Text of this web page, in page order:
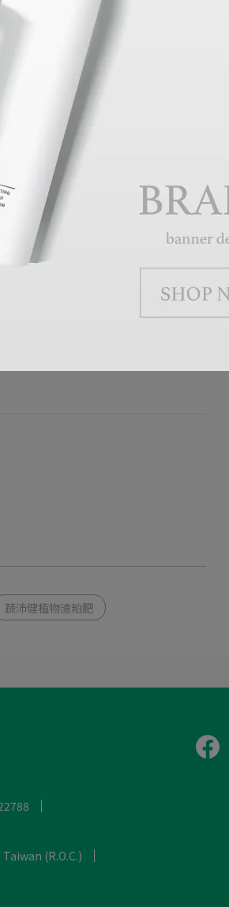
質最佳時期。而種植時，氣候吹
覺得成效良好，因此此次便也嘗
蔬沛健植物渣粕肥
(R.O.C.)